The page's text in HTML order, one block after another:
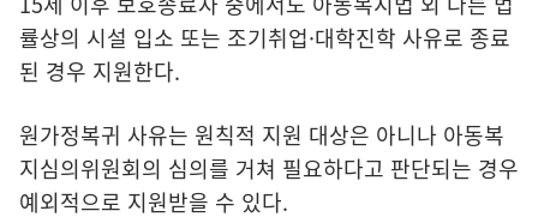
률상의 시설 입소 또는 조기취업·대학진학 사유로 종료
된 경우 지원한다.
원가정복귀 사유는 원칙적 지원 대상은 아니나 아동복
지심의위원회의 심의를 거쳐 필요하다고 판단되는 경우
예외적으로 지원받을 수 있다.